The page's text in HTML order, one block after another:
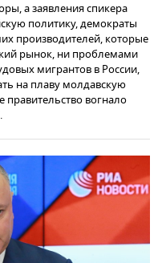
а заявления спикера
политику, демократы
производителей, которые
рынок, ни проблемами
мигрантов в России,
на плаву молдавскую
вогнало